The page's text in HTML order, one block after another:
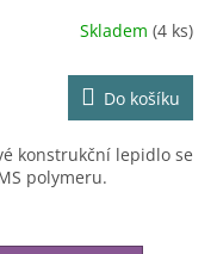
Skladem (4 ks)
Do košíku
konstrukční lepidlo se
polymeru.